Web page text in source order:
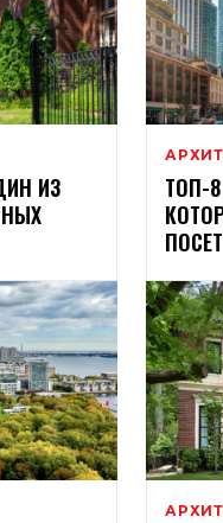
ИЗ
ТОП-